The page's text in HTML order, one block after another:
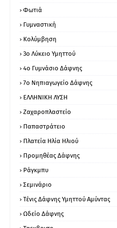
Φωτιά
Γυμναστική
Κολύμβηση
3ο Λύκειο Υμηττού
4ο Γυμνάσιο Δάφνης
7ο Νηπιαγωγείο Δάφνης
ΕΛΛΗΝΙΚΗ ΛΥΣΗ
Ζαχαροπλαστείο
Παπαστράτειο
Πλατεία Ηλία Ηλιού
Προμηθέας Δάφνης
Ράγκμπυ
Σεμινάριο
Τένις Δάφνης Υμηττού Αμύντας
Ωδείο Δάφνης